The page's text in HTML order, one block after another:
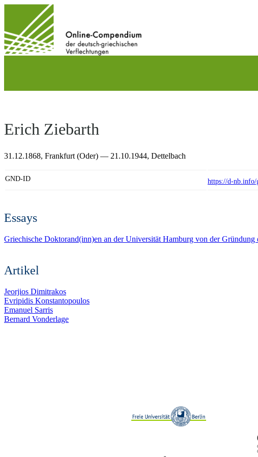
wechseln
Erich Ziebarth
31.12.1868, Frankfurt (Oder) — 21.10.1944, Dettelbach
GND-ID https://d-nb.info/
Essays
Griechische Doktorand(inn)en an der Universität Hamburg von der Gründung
Artikel
Jeorjios Dimitrakos
Evripidis Konstantopoulos
Emanuel Sarris
Bernard Vonderlage